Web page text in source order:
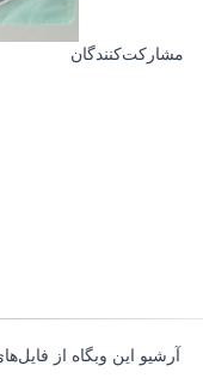
مشارکت‌کنندگان
آرشیو این وبگاه از